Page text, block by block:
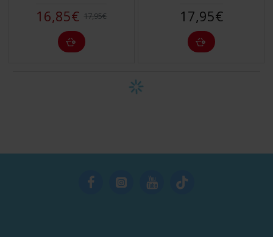
16,85€ 17,95€ 17,95€